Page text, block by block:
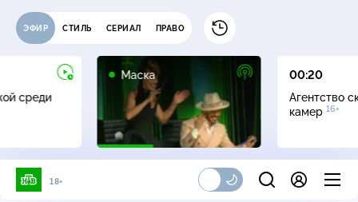
ЭФИР СТИЛЬ СЕРИАЛ ПРАВО
среди
Маска
00:20
Агентство
камер 16+
18+